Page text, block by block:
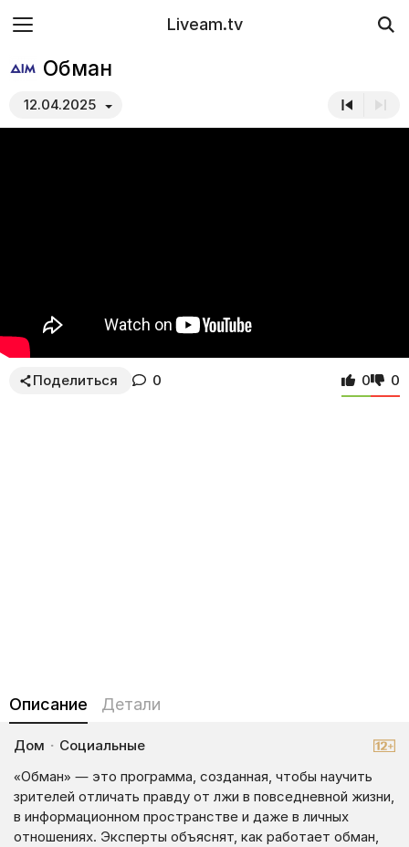
Liveam.tv
Обман
12.04.2025
Поделиться 0 0 0
Описание Детали
Дом · Социальные
«Обман» — это программа, созданная, чтобы научить
зрителей отличать правду от лжи в повседневной жизни,
в информационном пространстве и даже в личных
отношениях. Эксперты объяснят, как работает обман,